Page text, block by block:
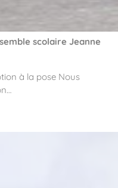
scolaire Jeanne
à la pose Nous